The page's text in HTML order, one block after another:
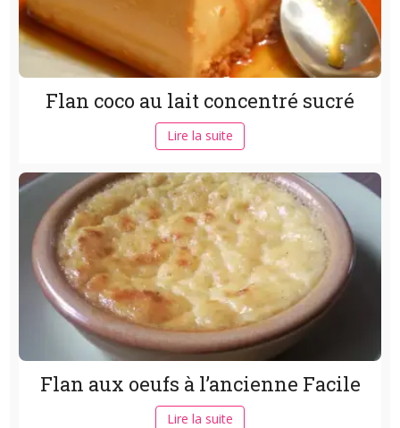
Flan coco au lait concentré sucré
Lire la suite
Flan aux oeufs à l’ancienne Facile
Lire la suite